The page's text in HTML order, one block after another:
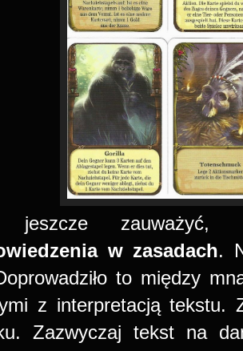
jeszcze
w zasadach.
to między
z interpretacją
Zazwyczaj tekst na